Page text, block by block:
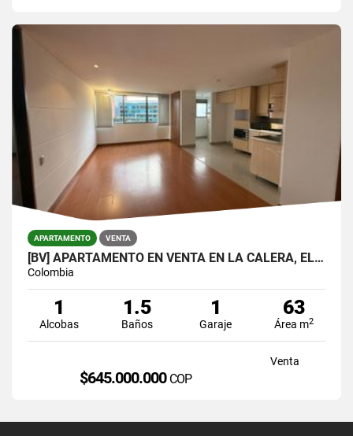
APARTAMENTO VENTA
[BV] APARTAMENTO EN VENTA EN LA CALERA, EL POBLADO POR LA SUPERIOR
Colombia
1
Alcobas
1.5
Baños
1
Garaje
63
Área m2
Venta
$645.000.000 COP